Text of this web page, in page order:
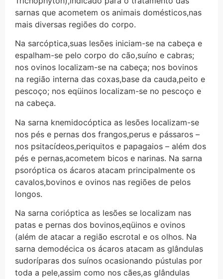
sarnas que acometem os animais domésticos,nas
mais diversas regiões do corpo.
Na sarcóptica,suas lesões iniciam-se na cabeça e
espalham-se pelo corpo do cão,suíno e cabras;
nos ovinos localizam-se na cabeça; nos bovinos
na região interna das coxas,base da cauda,peito e
pescoço; nos eqüinos localizam-se no pescoço e
na cabeça.
Na sarna knemidocóptica as lesões localizam-se
nos pés e pernas dos frangos,perus e pássaros –
nos psitacídeos,periquitos e papagaios – além dos
pés e pernas,acometem bicos e narinas. Na sarna
psoróptica os ácaros atacam principalmente os
cavalos,bovinos e ovinos nas regiões de pelos
longos.
Na sarna corióptica as lesões se localizam nas
patas e pernas dos bovinos,eqüinos e ovinos
(além de atacar a região escrotal e os olhos. Na
sarna demodécica os ácaros atacam as glândulas
sudoríparas dos suínos ocasionando pústulas por
toda a pele,assim como nos cães,as glândulas